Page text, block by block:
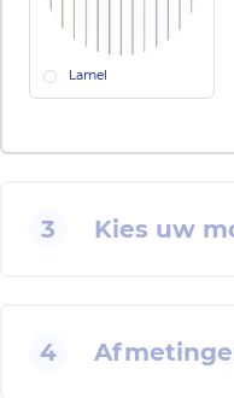
Lamel
3 Kies uw
4